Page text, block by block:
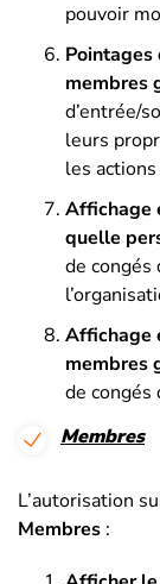
pouvoir
Pointages
membres
d’entrée/
leurs
les
Affichage
quelle
de congés
Affichage
membres
de congés
Membres
L’autorisation
Membres :